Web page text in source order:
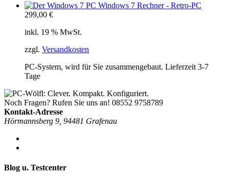
Windows 7 Rechner - Retro-PC
299,00 €
inkl. 19 % MwSt.
zzgl. Versandkosten
PC-System, wird für Sie zusammengebaut. Lieferzeit 3-7
Tage
Noch Fragen? Rufen Sie uns an! 08552 9758789
Kontakt-Adresse
Hörmannsberg 9, 94481 Grafenau
Blog u. Testcenter